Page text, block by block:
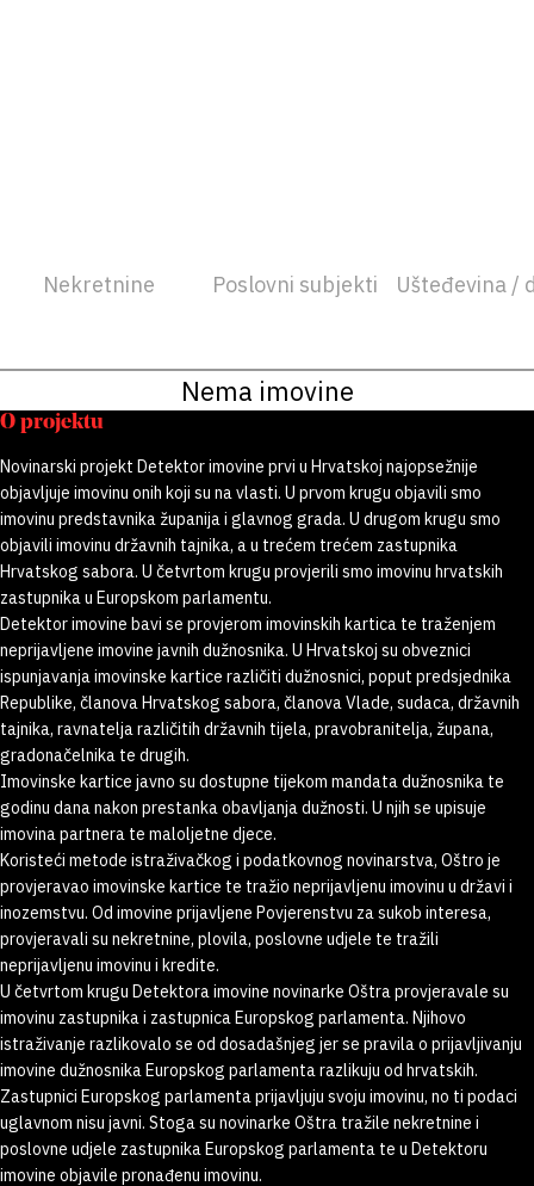
Nekretnine Poslovni subjekti Ušteđevina /
Nema imovine
O projektu
Novinarski projekt Detektor imovine prvi u Hrvatskoj najopsežnije
objavljuje imovinu onih koji su na vlasti. U prvom krugu objavili smo
imovinu predstavnika županija i glavnog grada. U drugom krugu smo
objavili imovinu državnih tajnika, a u trećem trećem zastupnika
Hrvatskog sabora. U četvrtom krugu provjerili smo imovinu hrvatskih
zastupnika u Europskom parlamentu.
Detektor imovine bavi se provjerom imovinskih kartica te traženjem
neprijavljene imovine javnih dužnosnika. U Hrvatskoj su obveznici
ispunjavanja imovinske kartice različiti dužnosnici, poput predsjednika
Republike, članova Hrvatskog sabora, članova Vlade, sudaca, državnih
tajnika, ravnatelja različitih državnih tijela, pravobranitelja, župana,
gradonačelnika te drugih.
Imovinske kartice javno su dostupne tijekom mandata dužnosnika te
godinu dana nakon prestanka obavljanja dužnosti. U njih se upisuje
imovina partnera te maloljetne djece.
Koristeći metode istraživačkog i podatkovnog novinarstva, Oštro je
provjeravao imovinske kartice te tražio neprijavljenu imovinu u državi i
inozemstvu. Od imovine prijavljene Povjerenstvu za sukob interesa,
provjeravali su nekretnine, plovila, poslovne udjele te tražili
neprijavljenu imovinu i kredite.
U četvrtom krugu Detektora imovine novinarke Oštra provjeravale su
imovinu zastupnika i zastupnica Europskog parlamenta. Njihovo
istraživanje razlikovalo se od dosadašnjeg jer se pravila o prijavljivanju
imovine dužnosnika Europskog parlamenta razlikuju od hrvatskih.
Zastupnici Europskog parlamenta prijavljuju svoju imovinu, no ti podaci
uglavnom nisu javni. Stoga su novinarke Oštra tražile nekretnine i
poslovne udjele zastupnika Europskog parlamenta te u Detektoru
imovine objavile pronađenu imovinu.